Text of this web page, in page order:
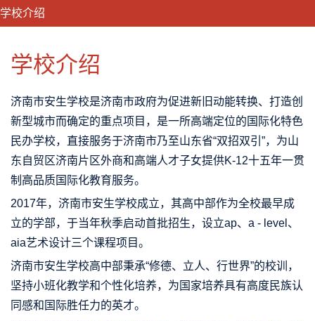
学校介绍
学校介绍
济南市安生学校是济南市政府为促进新旧动能转换、打造创
新型城市而确定的重点项目，是一所高端定位的国际化特色
民办学校，直接服务于济南市乃至山东省“双招双引”，为山
东自贸区济南片区外商和高端人才子女提供K-12十五年一贯
制高品质国际化教育服务。
2017年，济南市安生学校成立，其高中部作为全校最早成
立的学部，于当年秋季启动首批招生，设立ap、a - level、
aia艺术设计三个课程项目。
济南市安生学校高中部秉承“修德、立人、行世界”的校训，
坚持小班化教学和个性化培养，为国家培养具有高度民族认
同感和国际胜任力的英才。